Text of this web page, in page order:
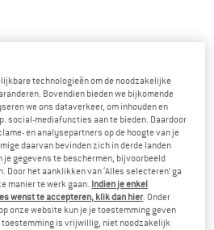
Nederland. Informatie over de
technologieën om de noodzakelijke
Bovendien bieden we bijkomende
we ons dataverkeer, om inhouden en
social-mediafuncties aan te bieden. Daardoor
en analysepartners op de hoogte van je
daarvan bevinden zich in derde landen
je gegevens te beschermen, bijvoorbeeld
het aanklikken van ‘Alles selecteren’ ga
manier te werk gaan. Indien je enkel
wenst te accepteren, klik dan hier . Onder
onze website kun je je toestemming geven
toestemming is vrijwillig, niet noodzakelijk